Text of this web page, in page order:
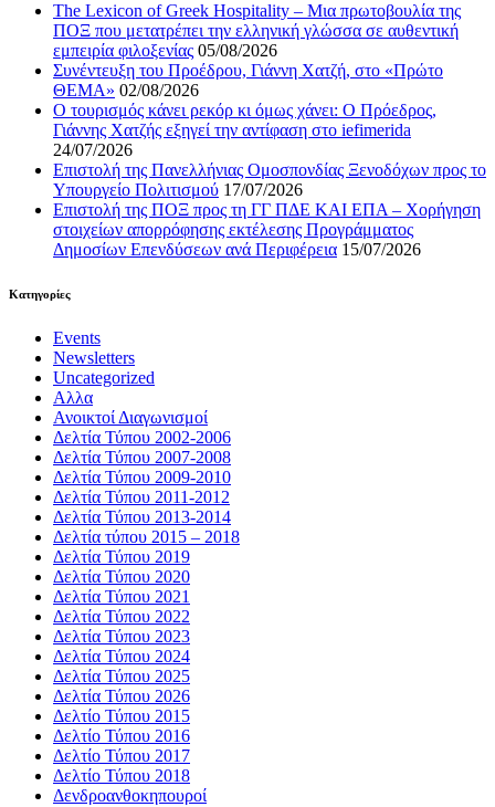
The Lexicon of Greek Hospitality – Μια πρωτοβουλία της
ΠΟΞ που μετατρέπει την ελληνική γλώσσα σε αυθεντική
εμπειρία φιλοξενίας 05/08/2026
Συνέντευξη του Προέδρου, Γιάννη Χατζή, στο «Πρώτο
ΘΕΜΑ» 02/08/2026
Ο τουρισμός κάνει ρεκόρ κι όμως χάνει: Ο Πρόεδρος,
Γιάννης Χατζής εξηγεί την αντίφαση στο iefimerida
24/07/2026
Επιστολή της Πανελλήνιας Ομοσπονδίας Ξενοδόχων προς το
Υπουργείο Πολιτισμού 17/07/2026
Επιστολή της ΠΟΞ προς τη ΓΓ ΠΔΕ ΚΑΙ ΕΠΑ – Χορήγηση
στοιχείων απορρόφησης εκτέλεσης Προγράμματος
Δημοσίων Επενδύσεων ανά Περιφέρεια 15/07/2026
Kατηγορίες
Events
Newsletters
Uncategorized
Αλλα
Ανοικτοί Διαγωνισμoί
Δελτία Τύπου 2002-2006
Δελτία Τύπου 2007-2008
Δελτία Τύπου 2009-2010
Δελτία Τύπου 2011-2012
Δελτία Τύπου 2013-2014
Δελτία τύπου 2015 – 2018
Δελτία Τύπου 2019
Δελτία Τύπου 2020
Δελτία Τύπου 2021
Δελτία Τύπου 2022
Δελτία Τύπου 2023
Δελτία Τύπου 2024
Δελτία Τύπου 2025
Δελτία Τύπου 2026
Δελτίο Τύπου 2015
Δελτίο Τύπου 2016
Δελτίο Τύπου 2017
Δελτίο Τύπου 2018
Δενδροανθοκηπουροί